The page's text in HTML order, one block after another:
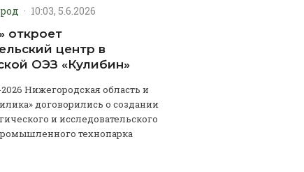
· 10:03, 5.6.2026
откроет
центр в
ОЭЗ «Кулибин»
Нижегородская область и
договорились о создании
и исследовательского
технопарка